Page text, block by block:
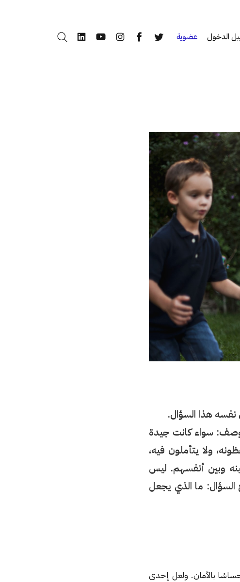
الدخول عضوية
هذا السؤال.
الوصف: سواء كانت جيدة
ولا يتأملون فيه،
وبين أنفسهم. ليس
ما الذي يجعل
بالأمان. ولعل إحدى